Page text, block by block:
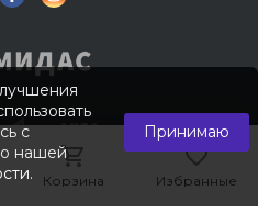
Корзина Избранные
Корзина Избранные
Все права защищены.
с
нашей
.
Принимаю